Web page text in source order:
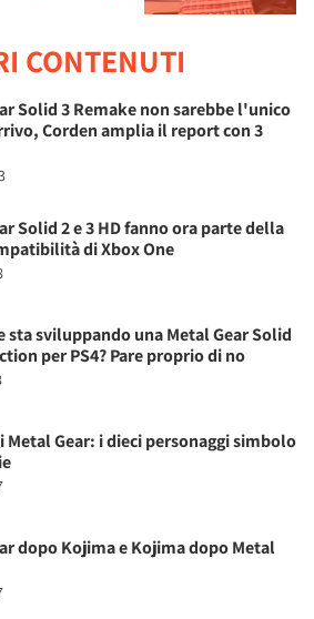
CONTENUTI
Solid 3 Remake non sarebbe l'unico
Corden amplia il report con 3
Solid 2 e 3 HD fanno ora parte della
di Xbox One
sta sviluppando una Metal Gear Solid
per PS4? Pare proprio di no
Metal Gear: i dieci personaggi simbolo
dopo Kojima e Kojima dopo Metal